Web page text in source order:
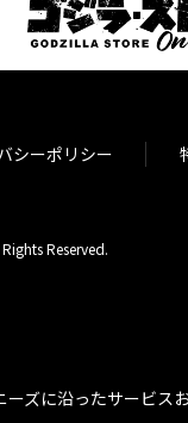
シーポリシー
Reserved.
ズに沿ったサービ